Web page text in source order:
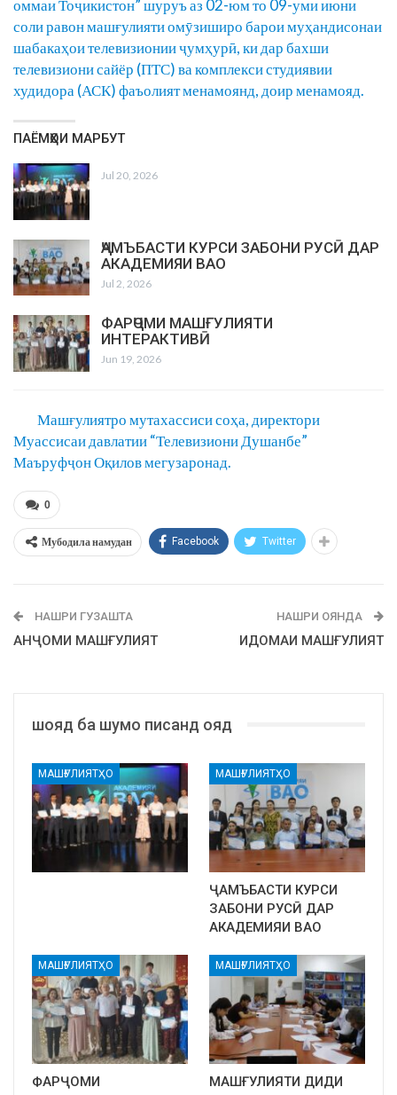
оммаи Тоҷикистон” шуруъ аз 02-юм то 09-уми июни
соли равон машғулияти омӯзиширо барои муҳандисонаи
шабакаҳои телевизионии ҷумҳурӣ, ки дар бахши
телевизиони сайёр (ПТС) ва комплекси студиявии
худидора (АСК) фаъолият менамоянд, доир менамояд.
ПАЁМҲОИ МАРБУТ
Jul 20, 2026
ҶАМЪБАСТИ КУРСИ ЗАБОНИ РУСӢ ДАР
АКАДЕМИЯИ ВАО
Jul 2, 2026
ФАРҶОМИ МАШҒУЛИЯТИ
ИНТЕРАКТИВӢ
Jun 19, 2026
Машғулиятро мутахассиси соҳа, директори
Муассисаи давлатии “Телевизиони Душанбе”
Маъруфҷон Оқилов мегузаронад.
0
Мубодила намудан Facebook Twitter
НАШРИ ГУЗАШТА
АНҶОМИ МАШҒУЛИЯТ
НАШРИ ОЯНДА
ИДОМАИ МАШҒУЛИЯТ
шояд ба шумо писанд ояд
МАШҒУЛИЯТҲО МАШҒУЛИЯТҲО
ҶАМЪБАСТИ КУРСИ
ЗАБОНИ РУСӢ ДАР
АКАДЕМИЯИ ВАО
МАШҒУЛИЯТҲО
ФАРҶОМИ
МАШҒУЛИЯТҲО
МАШҒУЛИЯТИ ДИДИ